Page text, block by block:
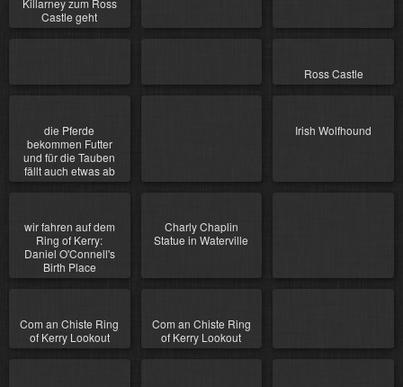
Killarney zum Ross
Castle geht
Ross Castle
die Pferde
bekommen Futter
und für die Tauben
fällt auch etwas ab
Irish Wolfhound
wir fahren auf dem
Ring of Kerry:
Daniel O'Connell's
Birth Place
Charly Chaplin
Statue in Waterville
Com an Chiste Ring
of Kerry Lookout
Com an Chiste Ring
of Kerry Lookout